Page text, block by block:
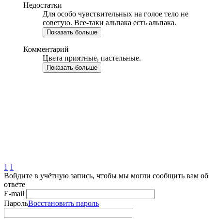
Недостатки
Для особо чувствительных на голое тело не
советую. Все-таки альпака есть альпака.
Показать больше
Комментарий
Цвета приятные, пастельные.
Показать больше
1 1
Войдите в учётную запись, чтобы мы могли сообщить вам об
ответе
E-mail
ПарольВосстановить пароль